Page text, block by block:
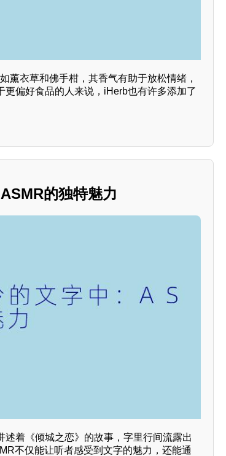
薰衣草和佛手柑，其香气有助于放松情绪，
偏好食品的人来说，iHerb也有许多添加了
的独特魅力
着《倾城之恋》的故事，字里行间流露出
不仅能让听者感受到文字的魅力，还能通